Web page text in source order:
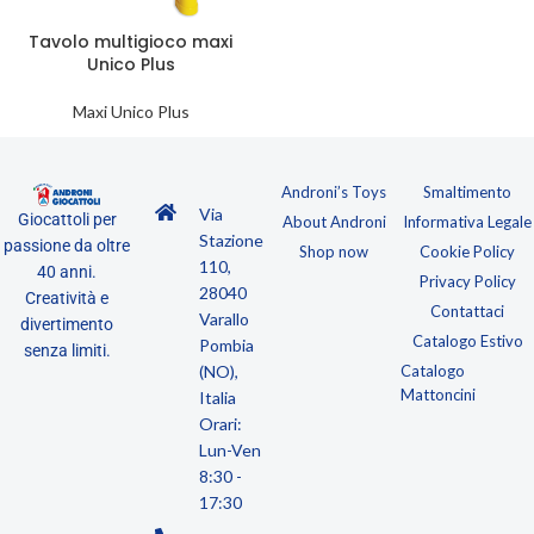
Tavolo multigioco maxi
Unico Plus
Maxi Unico Plus
Giocattoli per
passione da oltre
40 anni.
Creatività e
divertimento
senza limiti.
Via
Stazione
110,
28040
Varallo
Pombia
(NO),
Italia
Orari:
Lun-Ven
8:30 -
17:30
Androni’s Toys
About Androni
Shop now
Smaltimento
Informativa Legale
Cookie Policy
Privacy Policy
Contattaci
Catalogo Estivo
Catalogo
Mattoncini